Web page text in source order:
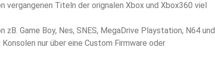
Titeln der orignalen Xbox und Xbox360 viel
Game Boy, Nes, SNES, MegaDrive Playstation, N64 und
nur über eine Custom Firmware oder